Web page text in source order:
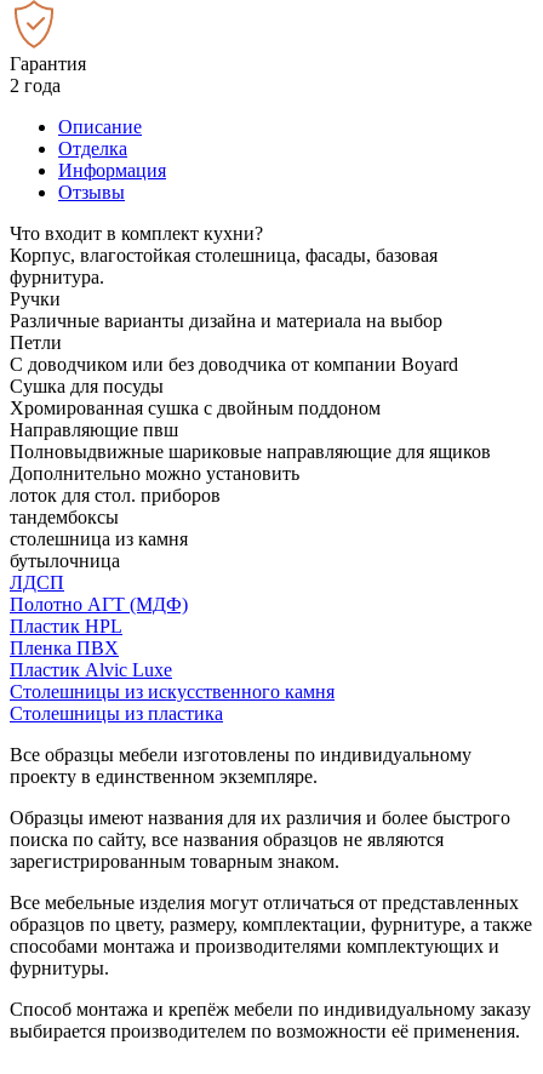
Гарантия
2 года
Описание
Отделка
Информация
Отзывы
Что входит в комплект кухни?
Корпус, влагостойкая столешница, фасады, базовая
фурнитура.
Ручки
Различные варианты дизайна и материала на выбор
Петли
С доводчиком или без доводчика от компании Boyard
Сушка для посуды
Хромированная сушка с двойным поддоном
Направляющие пвш
Полновыдвижные шариковые направляющие для ящиков
Дополнительно можно установить
лоток для стол. приборов
тандембоксы
столешница из камня
бутылочница
ЛДСП
Полотно АГТ (МДФ)
Пластик HPL
Пленка ПВХ
Пластик Alvic Luxe
Столешницы из искусственного камня
Столешницы из пластика
Все образцы мебели изготовлены по индивидуальному
проекту в единственном экземпляре.
Образцы имеют названия для их различия и более быстрого
поиска по сайту, все названия образцов не являются
зарегистрированным товарным знаком.
Все мебельные изделия могут отличаться от представленных
образцов по цвету, размеру, комплектации, фурнитуре, а также
способами монтажа и производителями комплектующих и
фурнитуры.
Способ монтажа и крепёж мебели по индивидуальному заказу
выбирается производителем по возможности её применения.